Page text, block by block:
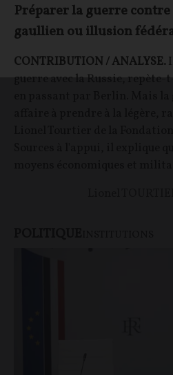
Préparer la guerre
gaullien ou illusion
CONTRIBUTION / ANALYSE.
guerre avec la Russie,